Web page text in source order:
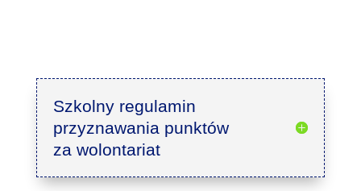
Szkolny regulamin
przyznawania punktów
za wolontariat